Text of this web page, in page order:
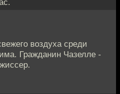
воздуха среди
Гражданин Чазелле -